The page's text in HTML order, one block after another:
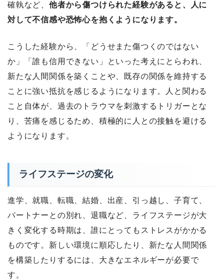
確執など、 他者から傷つけられた経験があると、人に
対して不信感や恐怖心を抱くようになります。
こうした経験から、「どうせまた傷つくのではない
か」「誰も信用できない」といった考えにとらわれ、
新たな人間関係を築くことや、既存の関係を維持する
ことに強い抵抗を感じるようになります。人と関わる
こと自体が、過去のトラウマを刺激するトリガーとな
り、苦痛を感じるため、積極的に人との接触を避ける
ようになります。
ライフステージの変化
進学、就職、転職、結婚、出産、引っ越し、子育て、
パートナーとの別れ、退職など、ライフステージが大
きく変化する時期は、誰にとってもストレスがかかる
ものです。新しい環境に順応したり、新たな人間関係
を構築したりするには、大きなエネルギーが必要で
す。